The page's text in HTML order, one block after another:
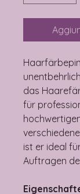
das
für
ist er ideal
Auftragen